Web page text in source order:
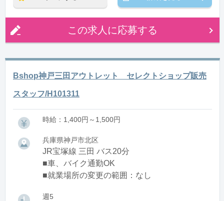
ご家庭との両立の為、10:00～、11:00～の勤務も
OK！
この求人に応募する
Bshop神戸三田アウトレット セレクトショップ販売
スタッフ/H101311
時給：1,400円～1,500円
兵庫県神戸市北区
JR宝塚線 三田 バス20分
■車、バイク通勤OK
■就業場所の変更の範囲：なし
週5